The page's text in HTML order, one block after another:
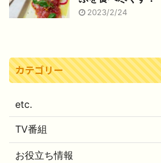
2023/2/24
カテゴリー
etc.
TV番組
お役立ち情報